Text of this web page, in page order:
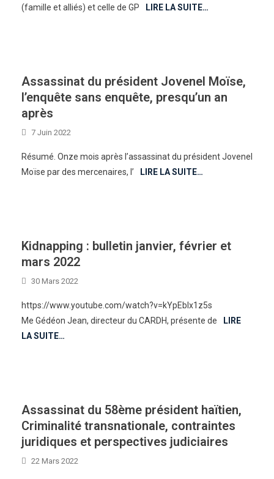
(famille et alliés) et celle de GP LIRE LA SUITE…
Assassinat du président Jovenel Moïse,
l’enquête sans enquête, presqu’un an
après
7 Juin 2022
Résumé. Onze mois après l’assassinat du président Jovenel
Moïse par des mercenaires, l’
LIRE LA SUITE…
Kidnapping : bulletin janvier, février et
mars 2022
30 Mars 2022
https://www.youtube.com/watch?v=kYpEblx1z5s
Me Gédéon Jean, directeur du CARDH, présente de
LIRE
LA SUITE…
Assassinat du 58ème président haïtien,
Criminalité transnationale, contraintes
juridiques et perspectives judiciaires
22 Mars 2022